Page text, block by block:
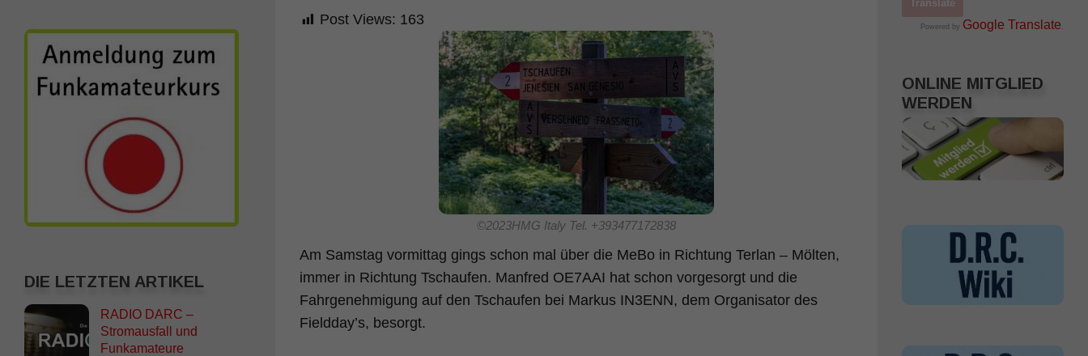
Post Views: 163
©2023HMG Italy Tel. +393477172838
Am Samstag vormittag gings schon mal über die MeBo in Richtung Terlan – Mölten,
immer in Richtung Tschaufen. Manfred OE7AAI hat schon vorgesorgt und die
Fahrgenehmigung auf den Tschaufen bei Markus IN3ENN, dem Organisator des
Fieldday’s, besorgt.
DIE LETZTEN ARTIKEL
RADIO DARC –
Stromausfall und
Funkamateure
Powered by Google Translate .
ONLINE MITGLIED
WERDEN